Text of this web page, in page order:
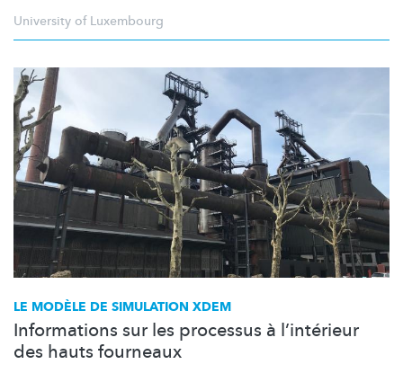
University of Luxembourg
LE MODÈLE DE SIMULATION XDEM
Informations sur les processus à l’intérieur
des hauts fourneaux